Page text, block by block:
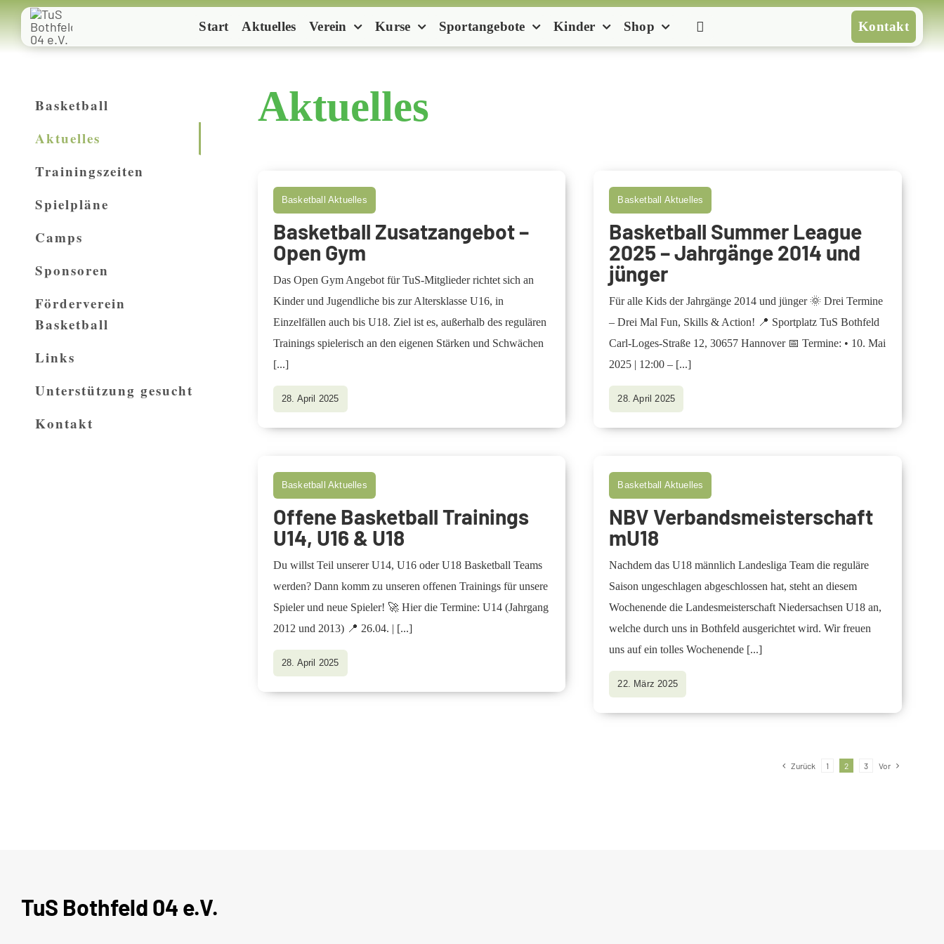
Zum
Inhalt
springen
Start Aktuelles Verein Kurse Sportangebote Kinder Shop Kontakt
Aktuelles
Basketball Aktuelles
Basketball Zusatzangebot –
Open Gym
Das Open Gym Angebot für TuS-Mitglieder richtet sich an
Kinder und Jugendliche bis zur Altersklasse U16, in
Einzelfällen auch bis U18. Ziel ist es, außerhalb des regulären
Trainings spielerisch an den eigenen Stärken und Schwächen
[...]
28. April 2025
Basketball Aktuelles
Basketball Summer League
2025 – Jahrgänge 2014 und
jünger
Für alle Kids der Jahrgänge 2014 und jünger 🌞 Drei Termine
– Drei Mal Fun, Skills & Action! 📍 Sportplatz TuS Bothfeld
Carl-Loges-Straße 12, 30657 Hannover 📅 Termine: • 10. Mai
2025 | 12:00 – [...]
28. April 2025
Basketball Aktuelles
Offene Basketball Trainings
U14, U16 & U18
Du willst Teil unserer U14, U16 oder U18 Basketball Teams
werden? Dann komm zu unseren offenen Trainings für unsere
Spieler und neue Spieler! 🚀 Hier die Termine: U14 (Jahrgang
2012 und 2013) 📍 26.04. | [...]
28. April 2025
Basketball Aktuelles
NBV Verbandsmeisterschaft
mU18
Nachdem das U18 männlich Landesliga Team die reguläre
Saison ungeschlagen abgeschlossen hat, steht an diesem
Wochenende die Landesmeisterschaft Niedersachsen U18 an,
welche durch uns in Bothfeld ausgerichtet wird. Wir freuen
uns auf ein tolles Wochenende [...]
22. März 2025
Zurück 1 2 3 Vor
Basketball
Aktuelles
Trainingszeiten
Spielpläne
Camps
Sponsoren
Förderverein
Basketball
Links
Unterstützung gesucht
Kontakt
TuS Bothfeld 04 e.V.